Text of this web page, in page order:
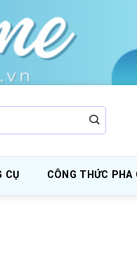
CỤ CÔNG THỨC PHA